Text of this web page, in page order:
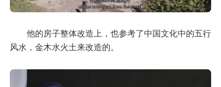
他的房子整体改造上，也参考了中国文化中的五行
风水，金木水火土来改造的。